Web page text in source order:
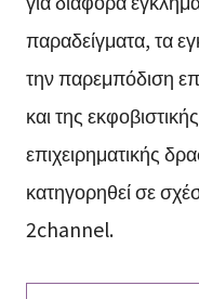
παραδείγματα, τα
την παρεμπόδιση
και της
επιχειρηματικής
κατηγορηθεί σε
2channel.